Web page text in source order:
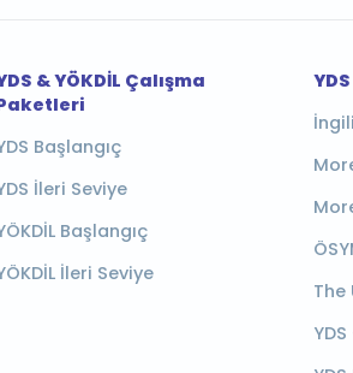
& YÖKDİL Çalışma
Başlangıç
İleri Seviye
Başlangıç
İleri Seviye